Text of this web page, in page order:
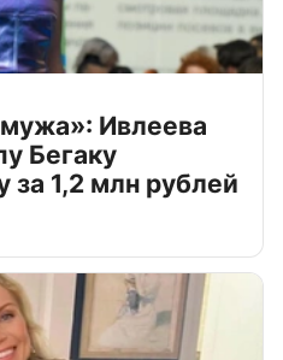
Ивлеева
Бегаку
1,2 млн рублей